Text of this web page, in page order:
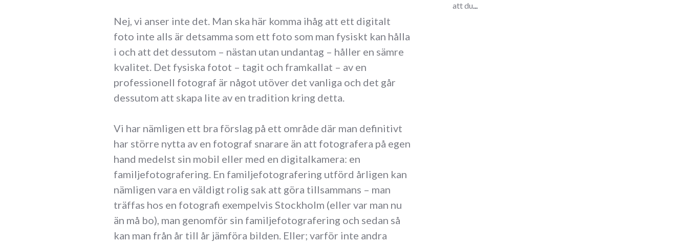
Nej, vi anser inte det. Man ska här komma ihåg att ett digitalt
foto inte alls är detsamma som ett foto som man fysiskt kan hålla
i och att det dessutom – nästan utan undantag – håller en sämre
kvalitet. Det fysiska fotot – tagit och framkallat – av en
professionell fotograf är något utöver det vanliga och det går
dessutom att skapa lite av en tradition kring detta.
Vi har nämligen ett bra förslag på ett område där man definitivt
har större nytta av en fotograf snarare än att fotografera på egen
hand medelst sin mobil eller med en digitalkamera: en
familjefotografering. En familjefotografering utförd årligen kan
nämligen vara en väldigt rolig sak att göra tillsammans – man
träffas hos en fotografi exempelvis Stockholm (eller var man nu
än må bo), man genomför sin familjefotografering och sedan så
kan man från år till år jämföra bilden. Eller; varför inte andra
att du...